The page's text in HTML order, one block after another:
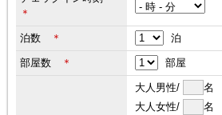
＊
泊数 ＊ 泊
部屋数 ＊ 部屋
大人男性/
大人女性/